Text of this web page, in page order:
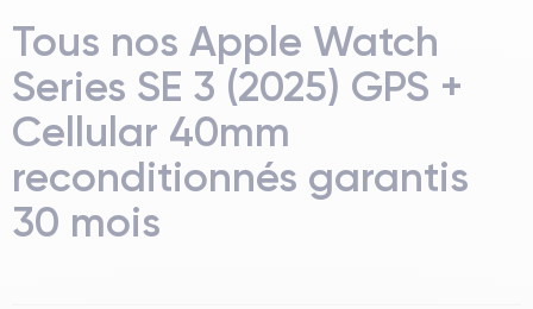
Tous nos Apple Watch
Series SE 3 (2025) GPS +
Cellular 40mm
reconditionnés garantis
30 mois